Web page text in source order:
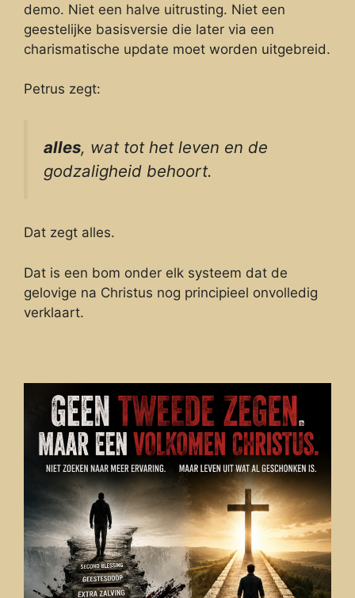
demo. Niet een halve uitrusting. Niet een
geestelijke basisversie die later via een
charismatische update moet worden uitgebreid.
Petrus zegt:
alles, wat tot het leven en de
godzaligheid behoort.
Dat zegt alles.
Dat is een bom onder elk systeem dat de
gelovige na Christus nog principieel onvolledig
verklaart.